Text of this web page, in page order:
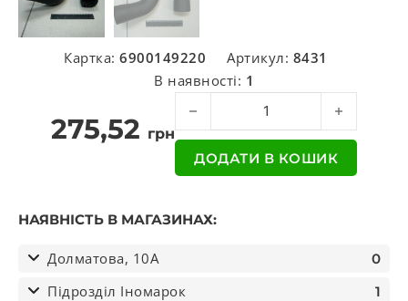
Картка: 6900149220 Артикул: 8431
В наявності: 1
275,52 грн
Патрубок радіатору 50x55x560
ДОДАТИ В КОШИК
НАЯВНІСТЬ В МАГАЗИНАХ:
Долматова, 10А 0
Підрозділ Іномарок 1